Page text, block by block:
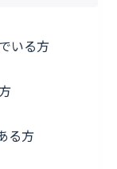
いる方
る方